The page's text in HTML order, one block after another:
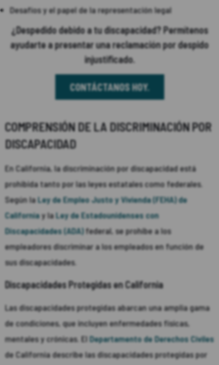
Desafíos y el papel de la representación legal
¿Despedido debido a tu discapacidad? Permítenos
ayudarte a presentar una reclamación por despido
injustificado.
CONTÁCTANOS HOY.
COMPRENSIÓN DE LA DISCRIMINACIÓN POR
DISCAPACIDAD
En California, la discriminación por discapacidad está
prohibida tanto por las leyes estatales como federales.
Según laLey de Empleo Justo y Vivienda (FEHA) de
Californiay laLey de Estadounidenses con
Discapacidades (ADA)federal, se prohíbe a los
empleadores discriminar a los empleados en función de
sus discapacidades.
Discapacidades Protegidas en California
Las discapacidades protegidas abarcan una amplia gama
de condiciones, que incluyen enfermedades físicas,
mentales y crónicas. ElDepartamento de Derechos Civiles
de California describe las discapacidades protegidas por